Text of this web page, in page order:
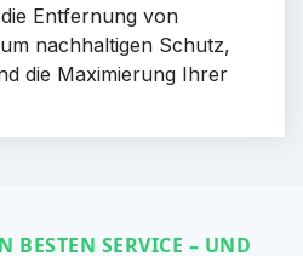
Entfernung von
nachhaltigen Schutz,
die Maximierung Ihrer
BESTEN SERVICE – UND